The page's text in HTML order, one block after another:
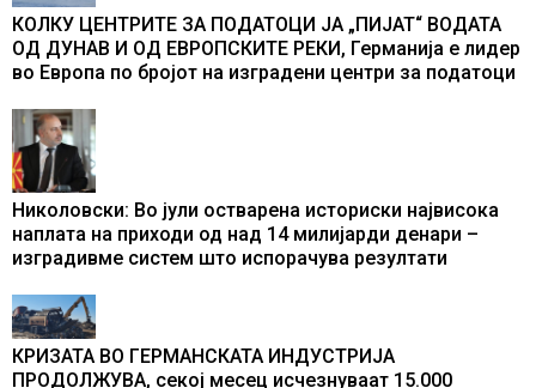
КОЛКУ ЦЕНТРИТЕ ЗА ПОДАТОЦИ ЈА „ПИЈАТ“ ВОДАТА
ОД ДУНАВ И ОД ЕВРОПСКИТЕ РЕКИ, Германија е лидер
во Европа по бројот на изградени центри за податоци
Николовски: Во јули остварена историски највисока
наплата на приходи од над 14 милијарди денари –
изградивме систем што испорачува резултати
КРИЗАТА ВО ГЕРМАНСКАТА ИНДУСТРИЈА
ПРОДОЛЖУВА, секој месец исчезнуваат 15.000